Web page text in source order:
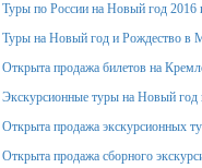
Туры по России на Новый год 2016
Туры на Новый год и Рождество в
Открыта продажа билетов на
Экскурсионные туры на Новый год
Открыта продажа экскурсионных
Открыта продажа сборного